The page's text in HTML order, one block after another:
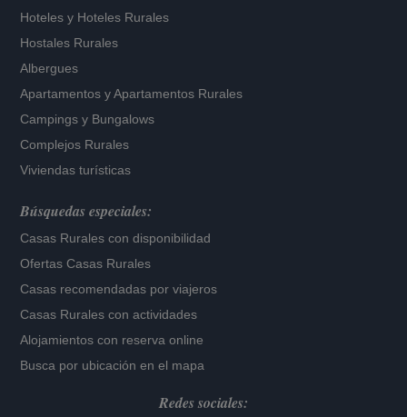
Hoteles y Hoteles Rurales
Hostales Rurales
Albergues
Apartamentos yApartamentos Rurales
Campings y Bungalows
Complejos Rurales
Viviendas turísticas
Búsquedas especiales:
Casas Rurales con disponibilidad
Ofertas Casas Rurales
Casas recomendadas por viajeros
Casas Rurales con actividades
Alojamientos con reserva online
Busca por ubicación en el mapa
Redes sociales: